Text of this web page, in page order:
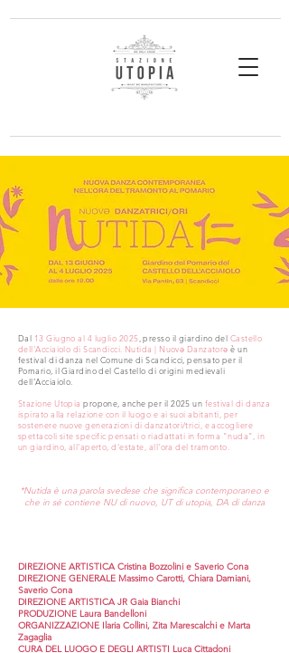
Dal 13 Giugno al 4 luglio 2025 , presso il giardino del Castello
dell'Acciaiolo di Scandicci. Nutida | Nuovə Danzatorəè un
festival di danza nel Comune di Scandicci, pensato per il
Pomario, il Giardino del Castello di origini medievali
dell’Acciaiolo.
Stazione Utopiapropone, anche per il 2025 un festival di danza
ispirato alla relazione con il luogo e ai suoi abitanti, per
sostenere nuove generazioni di danzatori/trici, e accogliere
spettacoli site specific pensati o riadattati in forma "nuda", in
un giardino, all'aperto, d'estate, all'ora del tramonto.
*Nutida è una parola svedese che significa contemporaneo e
che in sé contiene NU di nuovo, UT di utopia, DA di danza
DIREZIONE ARTISTICA Cristina Bozzolini e Saverio Cona
DIREZIONE GENERALE Massimo Carotti, Chiara Damiani,
Saverio Cona
DIREZIONE ARTISTICA JR Gaia Bianchi
PRODUZIONE Laura Bandelloni
ORGANIZZAZIONE Ilaria Collini, Zita Marescalchi e Marta
Zagaglia
CURA DEL LUOGO E DEGLI ARTISTI Luca Cittadoni